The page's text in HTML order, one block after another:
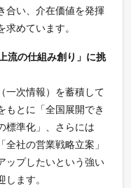
合い、介在価値を発揮
めています。
流の仕組み創り」に挑
一次情報）を蓄積して
もとに「全国展開でき
標準化」、さらには
全社の営業戦略立案」
ップしたいという強い
ます。